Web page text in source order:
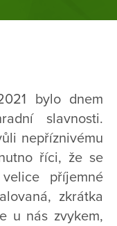
bylo dnem
slavnosti.
nepříznivému
říci, že se
příjemné
zkrátka
u nás zvykem,